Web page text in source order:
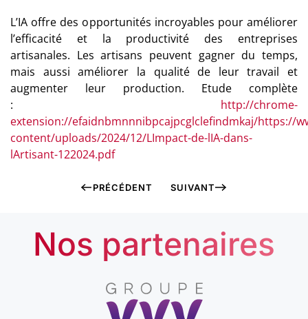
L’IA offre des opportunités incroyables pour améliorer
l’efficacité et la productivité des entreprises
artisanales. Les artisans peuvent gagner du temps,
mais aussi améliorer la qualité de leur travail et
augmenter leur production. Etude complète
: http://chrome-
extension://efaidnbmnnnibpcajpcglclefindmkaj/https://
content/uploads/2024/12/LImpact-de-lIA-dans-
lArtisant-122024.pdf
PRÉCÉDENT SUIVANT
Nos partenaires